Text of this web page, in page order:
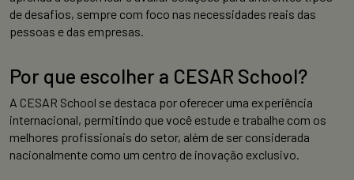
de desafios, sempre com foco nas necessidades reais das
pessoas e das empresas.
Por que escolher a CESAR School?
A CESAR School se destaca por oferecer uma experiência
internacional, permitindo que você estude e trabalhe com os
melhores profissionais do setor, além de ser considerada
nacionalmente como um centro de inovação exclusivo.